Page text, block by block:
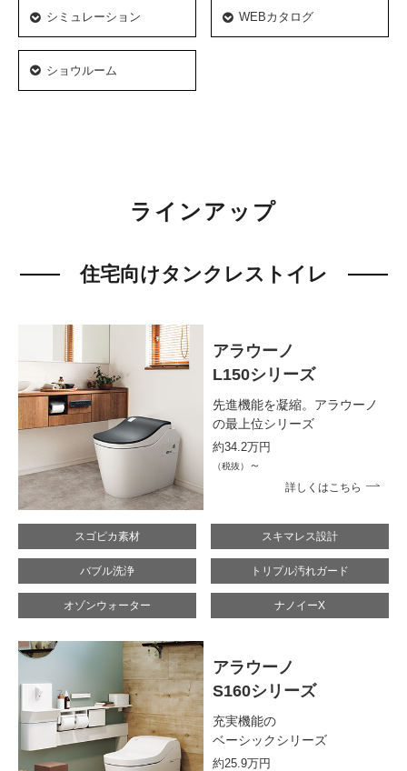
シミュレーション WEBカタログ
ショウルーム
ラインアップ
住宅向けタンクレストイレ
アラウーノ
L150シリーズ
先進機能を凝縮。 アラウーノ
の最上位シリーズ
約34.2万円
（税抜） ～
詳しくはこちら
スゴピカ素材 スキマレス設計
バブル洗浄 トリプル汚れガード
オゾンウォーター ナノイーX
アラウーノ
S160シリーズ
充実機能の
ベーシックシリーズ
約25.9万円